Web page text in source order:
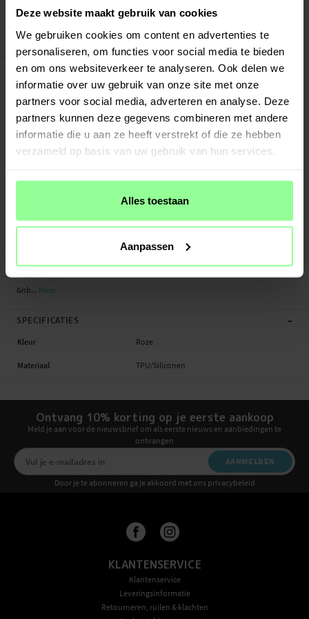
Deze website maakt gebruik van cookies
We gebruiken cookies om content en advertenties te
personaliseren, om functies voor social media te bieden
en om ons websiteverkeer te analyseren. Ook delen we
informatie over uw gebruik van onze site met onze
partners voor social media, adverteren en analyse. Deze
partners kunnen deze gegevens combineren met andere
informatie die u aan ze heeft verstrekt of die ze hebben
verzameld op basis van uw gebruik van hun services.
Alles toestaan
Aanpassen
30 dagen retourrecht
Art number: 47631
PRODUCTBESCHRIJVING
TPU hoesje voor Apple iPhone 12 Mini. De hoes is gemaakt van zacht en flexibel
TPU, perfect gevormd naar je telefoon en biedt betrouwbare bescherming
zonder dat je toestel lomp aanvoelt. Dankzij het antislipoppervlak ligt de
telefoon stevig in de hand, wat de kans op vallen vermindert.
- Slank en gripvriendelijk ontwerp
- Apple iPhone 12 Mini A2399 / A2176 / A2398 / A2400
Materiaal: TPU
&nb... Meer
SPECIFICATIES -
Kleur Roze
Materiaal TPU/Siliconen
Ontvang 10% korting op je eerste aankoop
Meld je aan voor de nieuwsbrief om als eerste nieuws en aanbiedingen te
ontvangen
AANMELDEN
Door je te abonneren ga je akkoord met ons privacybeleid
KLANTENSERVICE
Klantenservice
Leveringsinformatie
Retourneren, ruilen & klachten